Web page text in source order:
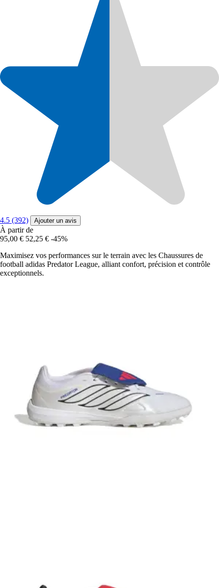
4.5 (392) Ajouter un avis
À partir de
95,00 € 52,25 € -45%
Maximisez vos performances sur le terrain avec les Chaussures de
football adidas Predator League, alliant confort, précision et contrôle
exceptionnels.